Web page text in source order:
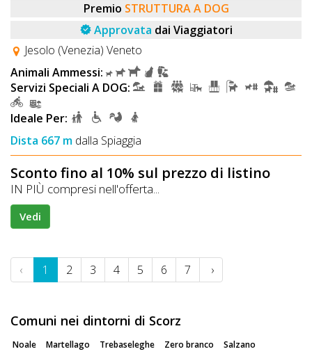
Premio STRUTTURA A DOG
Approvata dai Viaggiatori
Jesolo (Venezia) Veneto
Animali Ammessi:
Servizi Speciali A DOG:
Ideale Per:
Dista 667 m dalla Spiaggia
Sconto fino al 10% sul prezzo di listino
IN PIÙ compresi nell'offerta...
Vedi
‹ 1 2 3 4 5 6 7 ›
Comuni nei dintorni di Scorz
Noale Martellago Trebaseleghe Zero branco
Salzano